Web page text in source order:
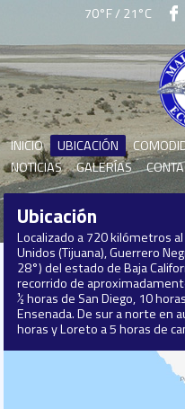
70°F / 21°C
INICIO UBICACIÓN
NOTICIAS
GALERÍAS
Ubicación
Localizado a 720 kilómetros
Unidos (Tijuana), Guerrero
28°) del estado de Baja
recorrido de
½ horas de San Diego, 10
Ensenada. De sur a norte en
horas y Loreto a 5 horas de